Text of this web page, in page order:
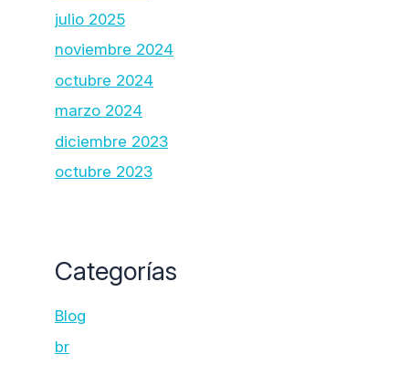
julio 2025
noviembre 2024
octubre 2024
marzo 2024
diciembre 2023
octubre 2023
Categorías
Blog
br